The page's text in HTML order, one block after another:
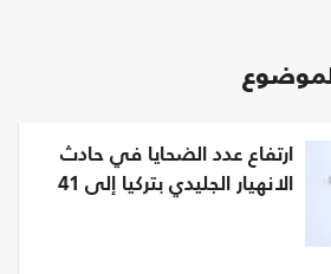
ارتفاع عدد الضحايا في حادث
الانهيار الجليدي بتركيا إلى 41